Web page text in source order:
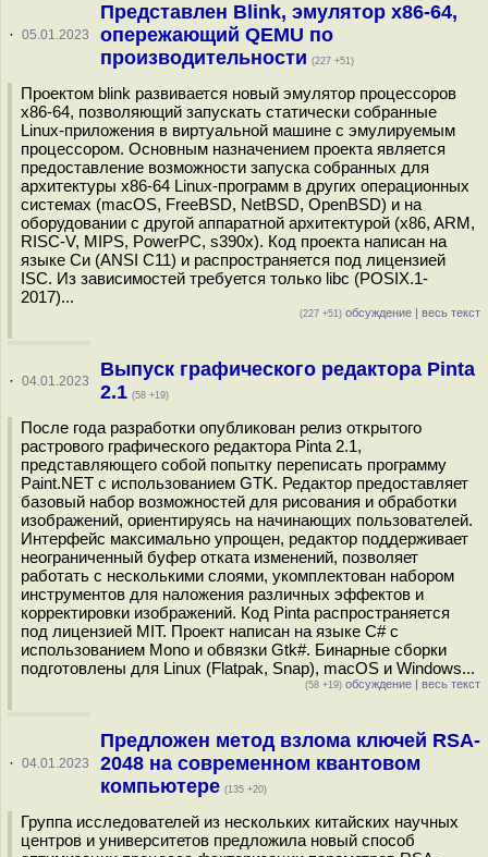
· 05.01.2023
Представлен Blink, эмулятор x86-64,
опережающий QEMU по
производительности (227 +51)
Проектом blink развивается новый эмулятор процессоров
x86-64, позволяющий запускать статически собранные
Linux-приложения в виртуальной машине с эмулируемым
процессором. Основным назначением проекта является
предоставление возможности запуска собранных для
архитектуры x86-64 Linux-программ в других операционных
системах (macOS, FreeBSD, NetBSD, OpenBSD) и на
оборудовании с другой аппаратной архитектурой (x86, ARM,
RISC-V, MIPS, PowerPC, s390x). Код проекта написан на
языке Си (ANSI C11) и распространяется под лицензией
ISC. Из зависимостей требуется только libc (POSIX.1-
2017)...
(227 +51) обсуждение | весь текст
· 04.01.2023
Выпуск графического редактора Pinta
2.1 (58 +19)
После года разработки опубликован релиз открытого
растрового графического редактора Pinta 2.1,
представляющего собой попытку переписать программу
Paint.NET с использованием GTK. Редактор предоставляет
базовый набор возможностей для рисования и обработки
изображений, ориентируясь на начинающих пользователей.
Интерфейс максимально упрощен, редактор поддерживает
неограниченный буфер отката изменений, позволяет
работать с несколькими слоями, укомплектован набором
инструментов для наложения различных эффектов и
корректировки изображений. Код Pinta распространяется
под лицензией MIT. Проект написан на языке C# с
использованием Mono и обвязки Gtk#. Бинарные сборки
подготовлены для Linux (Flatpak, Snap), macOS и Windows...
(58 +19) обсуждение | весь текст
· 04.01.2023
Предложен метод взлома ключей RSA-
2048 на современном квантовом
компьютере (135 +20)
Группа исследователей из нескольких китайских научных
центров и университетов предложила новый способ